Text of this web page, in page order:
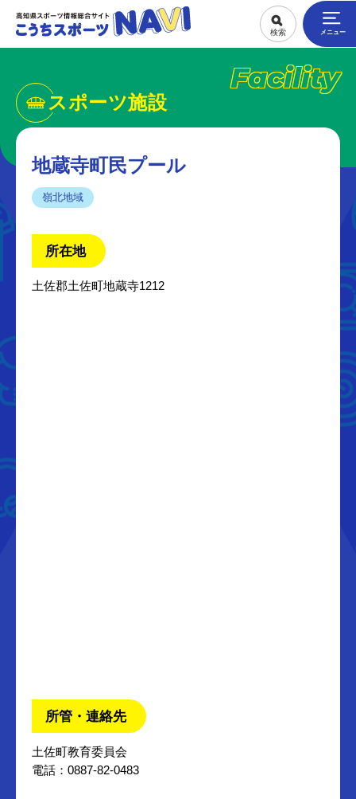
Facility
スポーツ施設
地蔵寺町民プール
嶺北地域
所在地
土佐郡土佐町地蔵寺1212
所管・連絡先
土佐町教育委員会
電話：0887-82-0483